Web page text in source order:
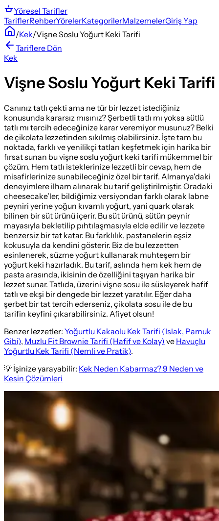
Yöresel Tarifler
TariflerRehberYörelerKategorilerMalzemelerGiriş Yap
/Kek/Vişne Soslu Yoğurt Keki Tarifi
Tariflere Dön
Kek
Vişne Soslu Yoğurt Keki Tarifi
Canınız tatlı çekti ama ne tür bir lezzet istediğiniz
konusunda kararsız mısınız? Şerbetli tatlı mı yoksa sütlü
tatlı mı tercih edeceğinize karar veremiyor musunuz? Belki
de çikolata lezzetinden sıkılmış olabilirsiniz. İşte tam bu
noktada, farklı ve yenilikçi tatları keşfetmek için harika bir
fırsat sunan bu vişne soslu yoğurt keki tarifi mükemmel bir
çözüm. Hem tatlı isteklerinize lezzetli bir cevap, hem de
misafirlerinize sunabileceğiniz özel bir tarif. Almanya'daki
deneyimlere ilham alınarak bu tarif geliştirilmiştir. Oradaki
cheesecake'ler, bildiğimiz versiyondan farklı olarak labne
peyniri yerine yoğun kıvamlı yoğurt, yani quark olarak
bilinen bir süt ürünü içerir. Bu süt ürünü, sütün peynir
mayasıyla bekletilip pıhtılaşmasıyla elde edilir ve lezzete
benzersiz bir tat katar. Bu farklılık, pastanelerin eşsiz
kokusuyla da kendini gösterir. Biz de bu lezzetten
esinlenerek, süzme yoğurt kullanarak muhteşem bir
yoğurt keki hazırladık. Bu tarif, aslında hem kek hem de
pasta arasında, ikisinin de özelliğini taşıyan harika bir
lezzet sunar. Tatlıda, üzerini vişne sosu ile süsleyerek hafif
tatlı ve ekşi bir dengede bir lezzet yaratılır. Eğer daha
şerbet bir tat tercih ederseniz, çikolata sosu ile de bu
tarifin keyfini çıkarabilirsiniz. Afiyet olsun!
Benzer lezzetler: Yoğurtlu Kakaolu Kek Tarifi (Islak, Pamuk
Gibi), Muzlu Fit Brownie Tarifi (Hafif ve Kolay) ve Havuçlu
Yoğurtlu Kek Tarifi (Nemli ve Pratik).
💡 İşinize yarayabilir: Kek Neden Kabarmaz? 9 Neden ve
Kesin Çözümleri